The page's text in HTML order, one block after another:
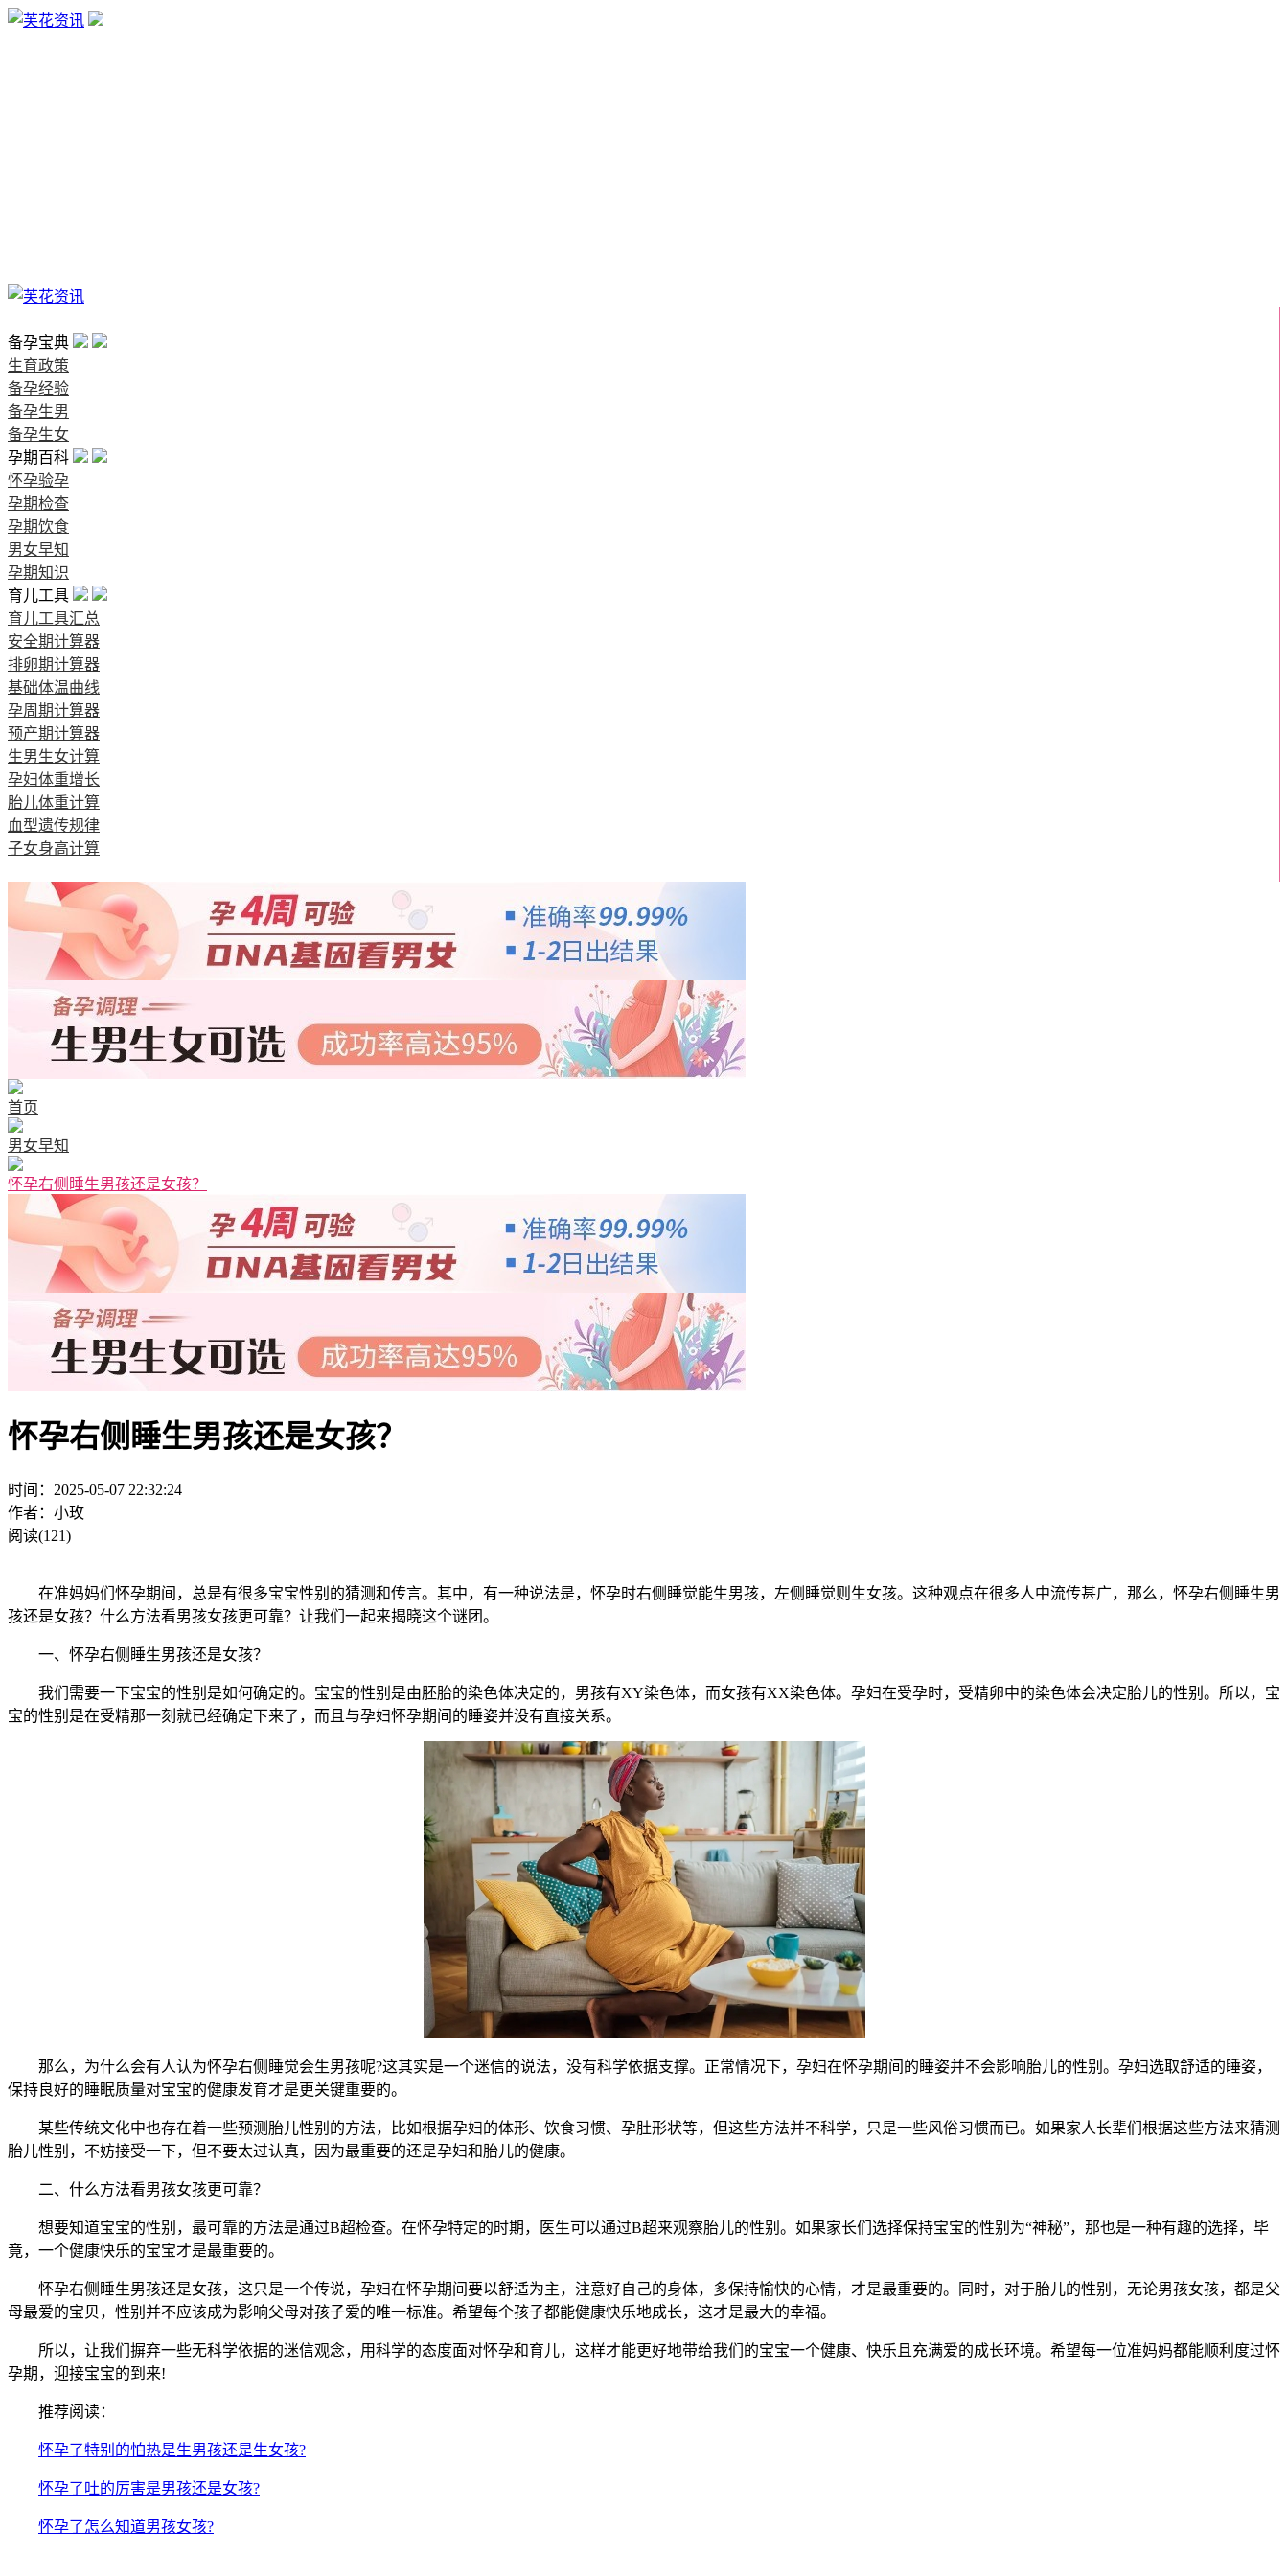
备孕宝典
生育政策
备孕经验
备孕生男
备孕生女
孕期百科
怀孕验孕
孕期检查
孕期饮食
男女早知
孕期知识
育儿工具
育儿工具汇总
安全期计算器
排卵期计算器
基础体温曲线
孕周期计算器
预产期计算器
生男生女计算
孕妇体重增长
胎儿体重计算
血型遗传规律
子女身高计算
首页
男女早知
怀孕右侧睡生男孩还是女孩？
怀孕右侧睡生男孩还是女孩？
时间：2025-05-07 22:32:24
作者：小玫
阅读(121)
在准妈妈们怀孕期间，总是有很多宝宝性别的猜测和传言。其中，有一种说法是，怀孕时右侧睡觉能生男孩，左侧睡觉则生女孩。这种观点在很多人中流传甚广，那么，怀孕右侧睡生男
孩还是女孩？什么方法看男孩女孩更可靠？让我们一起来揭晓这个谜团。
一、怀孕右侧睡生男孩还是女孩？
我们需要一下宝宝的性别是如何确定的。宝宝的性别是由胚胎的染色体决定的，男孩有XY染色体，而女孩有XX染色体。孕妇在受孕时，受精卵中的染色体会决定胎儿的性别。所以，宝
宝的性别是在受精那一刻就已经确定下来了，而且与孕妇怀孕期间的睡姿并没有直接关系。
那么，为什么会有人认为怀孕右侧睡觉会生男孩呢?这其实是一个迷信的说法，没有科学依据支撑。正常情况下，孕妇在怀孕期间的睡姿并不会影响胎儿的性别。孕妇选取舒适的睡姿，
保持良好的睡眠质量对宝宝的健康发育才是更关键重要的。
某些传统文化中也存在着一些预测胎儿性别的方法，比如根据孕妇的体形、饮食习惯、孕肚形状等，但这些方法并不科学，只是一些风俗习惯而已。如果家人长辈们根据这些方法来猜测
胎儿性别，不妨接受一下，但不要太过认真，因为最重要的还是孕妇和胎儿的健康。
二、什么方法看男孩女孩更可靠？
想要知道宝宝的性别，最可靠的方法是通过B超检查。在怀孕特定的时期，医生可以通过B超来观察胎儿的性别。如果家长们选择保持宝宝的性别为“神秘”，那也是一种有趣的选择，毕
竟，一个健康快乐的宝宝才是最重要的。
怀孕右侧睡生男孩还是女孩，这只是一个传说，孕妇在怀孕期间要以舒适为主，注意好自己的身体，多保持愉快的心情，才是最重要的。同时，对于胎儿的性别，无论男孩女孩，都是父
母最爱的宝贝，性别并不应该成为影响父母对孩子爱的唯一标准。希望每个孩子都能健康快乐地成长，这才是最大的幸福。
所以，让我们摒弃一些无科学依据的迷信观念，用科学的态度面对怀孕和育儿，这样才能更好地带给我们的宝宝一个健康、快乐且充满爱的成长环境。希望每一位准妈妈都能顺利度过怀
孕期，迎接宝宝的到来!
推荐阅读：
怀孕了特别的怕热是生男孩还是生女孩?
怀孕了吐的厉害是男孩还是女孩?
怀孕了怎么知道男孩女孩?